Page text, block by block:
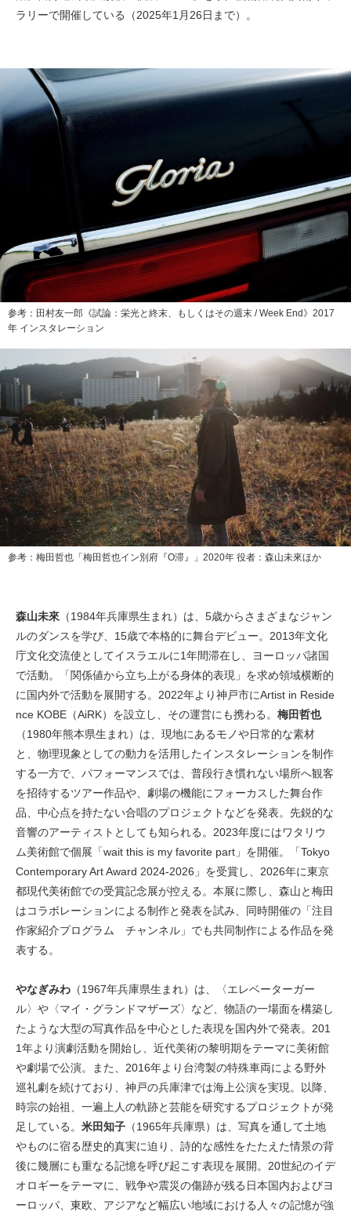
ラリーで開催している（2025年1月26日まで）。
参考：田村友一郎《試論：栄光と終末、もしくはその週末 / Week End》2017
年 インスタレーション
参考：梅田哲也「梅田哲也イン別府『O滞』」2020年 役者：森山未來ほか
森山未來 （1984年兵庫県生まれ）は、5歳からさまざまなジャン
ルのダンスを学び、15歳で本格的に舞台デビュー。2013年文化
庁文化交流使としてイスラエルに1年間滞在し、ヨーロッパ諸国
で活動。「関係値から立ち上がる身体的表現」を求め領域横断的
に国内外で活動を展開する。2022年より神戸市にArtist in Reside
nce KOBE（AiRK）を設立し、その運営にも携わる。 梅田哲也
（1980年熊本県生まれ）は、現地にあるモノや日常的な素材
と、物理現象としての動力を活用したインスタレーションを制作
する一方で、パフォーマンスでは、普段行き慣れない場所へ観客
を招待するツアー作品や、劇場の機能にフォーカスした舞台作
品、中心点を持たない合唱のプロジェクトなどを発表。先鋭的な
音響のアーティストとしても知られる。2023年度にはワタリウ
ム美術館で個展「wait this is my favorite part」を開催。「Tokyo
Contemporary Art Award 2024-2026」を受賞し、2026年に東京
都現代美術館での受賞記念展が控える。本展に際し、森山と梅田
はコラボレーションによる制作と発表を試み、同時開催の「注目
作家紹介プログラム チャンネル」でも共同制作による作品を発
表する。
やなぎみわ （1967年兵庫県生まれ）は、〈エレベーターガー
ル〉や〈マイ・グランドマザーズ〉など、物語の一場面を構築し
たような大型の写真作品を中心とした表現を国内外で発表。201
1年より演劇活動を開始し、近代美術の黎明期をテーマに美術館
や劇場で公演。また、2016年より台湾製の特殊車両による野外
巡礼劇を続けており、神戸の兵庫津では海上公演を実現。以降、
時宗の始祖、一遍上人の軌跡と芸能を研究するプロジェクトが発
足している。 米田知子 （1965年兵庫県）は、写真を通して土地
やものに宿る歴史的真実に迫り、詩的な感性をたたえた情景の背
後に幾層にも重なる記憶を呼び起こす表現を展開。20世紀のイデ
オロギーをテーマに、戦争や震災の傷跡が残る日本国内およびヨ
ーロッパ、東欧、アジアなど幅広い地域における人々の記憶が強